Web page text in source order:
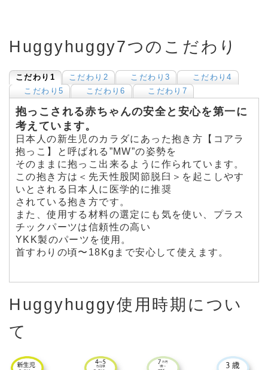
Huggyhuggy7つのこだわり
こだわり1 こだわり2 こだわり3
こだわり4
こだわり5
こだわり6 こだわり7
抱っこされる赤ちゃんの安全と安心を第一に
考えています。
日本人の新生児のカラダにあった抱き方【コアラ
抱っこ】と呼ばれる”MW”の姿勢を
そのままに抱っこ出来るように作られています。
この抱き方は＜先天性股関節脱臼＞を起こしやす
いとされる日本人に医学的に推奨
されている抱き方です。
また、使用する材料の選定にも気を使い、プラス
チックパーツは信頼性の高い
YKK製のパーツを使用。
首すわりの頃〜18Kgまで安心して使えます。
Huggyhuggy使用時期につい
て